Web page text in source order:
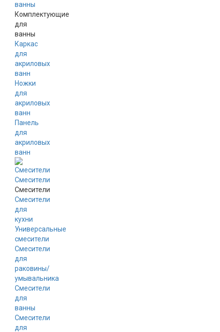
ванны
Комплектующие
для
ванны
Каркас
для
акриловых
ванн
Ножки
для
акриловых
ванн
Панель
для
акриловых
ванн
Смесители
Смесители
Смесители
для
кухни
Универсальные
смесители
Смесители
для
раковины/
умывальника
Смесители
для
ванны
Смесители
для